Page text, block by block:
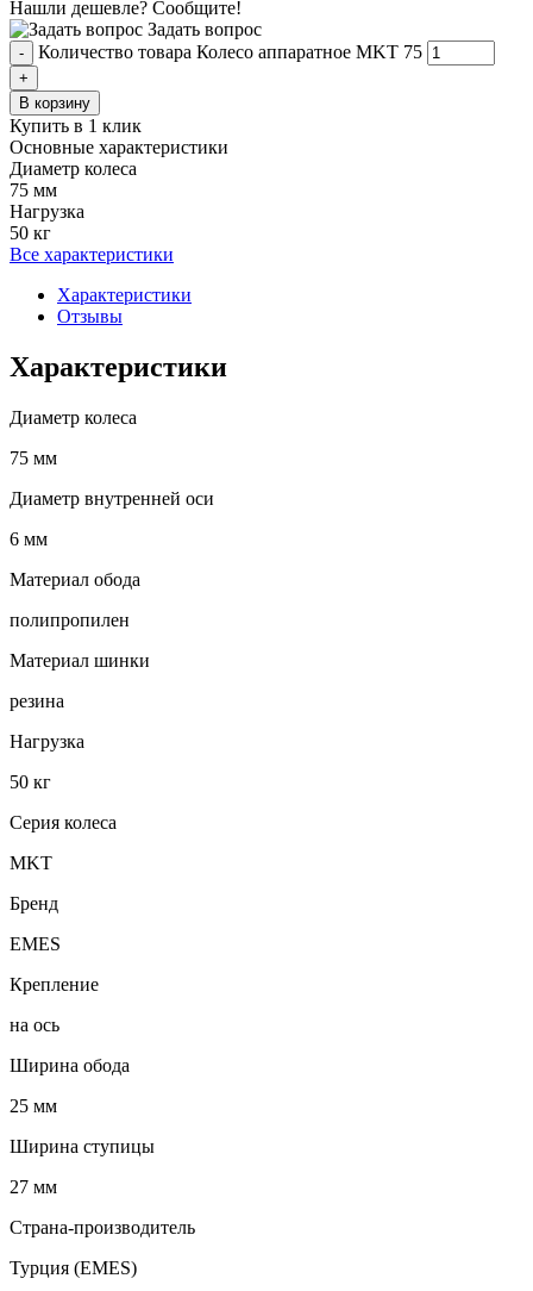
Нашли дешевле? Сообщите!
Задать вопрос
- Количество товара Колесо аппаратное MKT 75
+
В корзину
Купить в 1 клик
Основные характеристики
Диаметр колеса
75 мм
Нагрузка
50 кг
Все характеристики
Характеристики
Отзывы
Характеристики
Диаметр колеса
75 мм
Диаметр внутренней оси
6 мм
Материал обода
полипропилен
Материал шинки
резина
Нагрузка
50 кг
Серия колеса
MKT
Бренд
EMES
Крепление
на ось
Ширина обода
25 мм
Ширина ступицы
27 мм
Страна-производитель
Турция (EMES)